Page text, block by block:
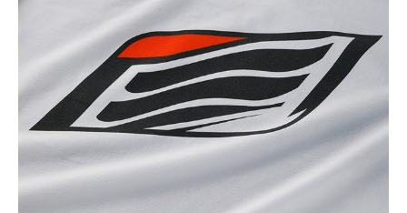
LL
¥6,160(税込)
NAVY
M
¥6,160(税込)
カートに入れる
NAVY
L
¥6,160
カートに入れる